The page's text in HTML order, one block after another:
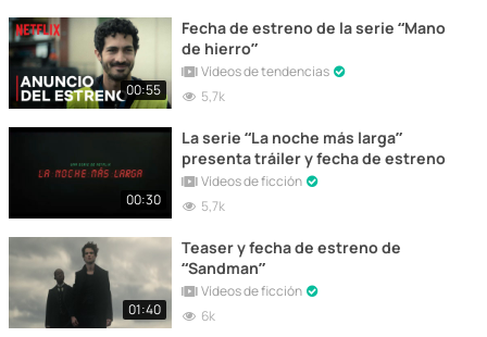
00:55
Fecha de estreno de la serie “Mano
de hierro”
Vídeos de tendencias
5,7k
00:30
La serie “La noche más larga”
presenta tráiler y fecha de estreno
Vídeos de ficción
5,7k
01:40
Teaser y fecha de estreno de
“Sandman”
Vídeos de ficción
6k